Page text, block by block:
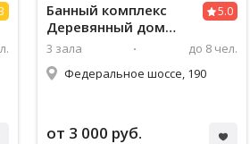
5.0
Банный комплекс
Деревянный дом
(Wood House)
3 зала
до 8 чел.
Федеральное шоссе, 190
от 3 000 руб.